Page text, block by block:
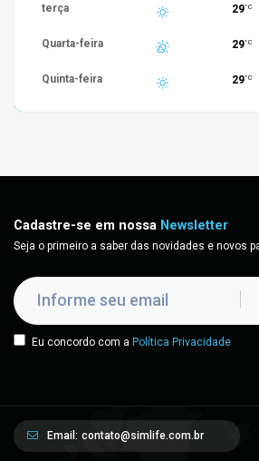
terça 29°C
Quarta-feira 29°C
Quinta-feira 29°C
Cadastre-se em nossa Newsletter
Seja o primeiro a saber das novidades e novos
Eu concordo com a Política Privacidade
Email: contato@simlife.com.br